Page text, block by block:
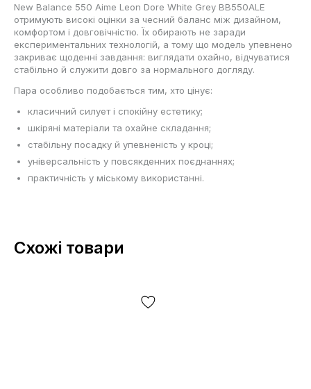
New Balance 550 Aime Leon Dore White Grey BB550ALE
отримують високі оцінки за чесний баланс між дизайном,
комфортом і довговічністю. Їх обирають не заради
експериментальних технологій, а тому що модель упевнено
закриває щоденні завдання: виглядати охайно, відчуватися
стабільно й служити довго за нормального догляду.
Пара особливо подобається тим, хто цінує:
класичний силует і спокійну естетику;
шкіряні матеріали та охайне складання;
стабільну посадку й упевненість у кроці;
універсальність у повсякденних поєднаннях;
практичність у міському використанні.
Схожі товари